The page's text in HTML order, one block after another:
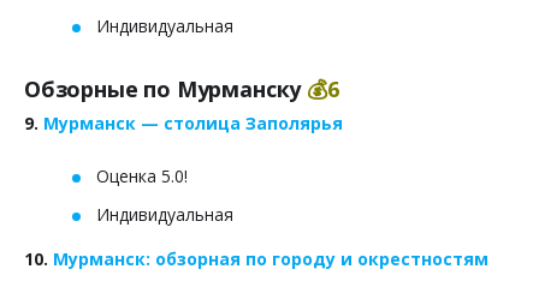
Индивидуальная
Обзорные по Мурманску 💰6
9. Мурманск — столица Заполярья
Оценка 5.0!
Индивидуальная
10. Мурманск: обзорная по городу и окрестностям